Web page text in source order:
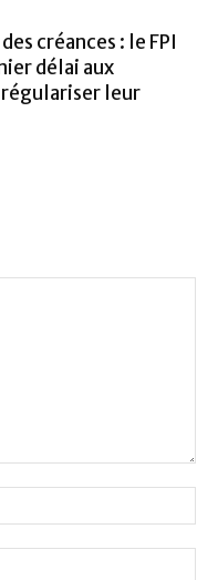
créances : le FPI
délai aux
leur